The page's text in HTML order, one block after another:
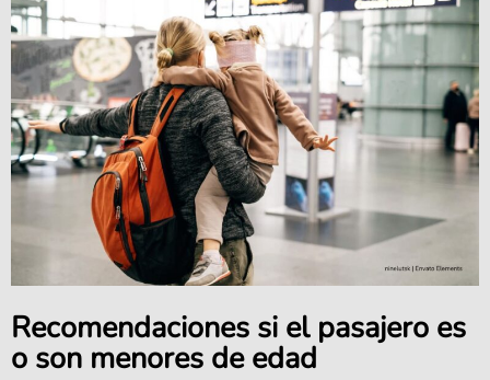
Recomendaciones si el pasajero es
o son menores de edad